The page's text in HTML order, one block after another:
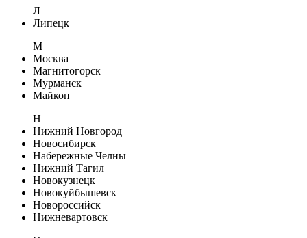
Л
Липецк
М
Москва
Магнитогорск
Мурманск
Майкоп
Н
Нижний Новгород
Новосибирск
Набережные Челны
Нижний Тагил
Новокузнецк
Новокуйбышевск
Новороссийск
Нижневартовск